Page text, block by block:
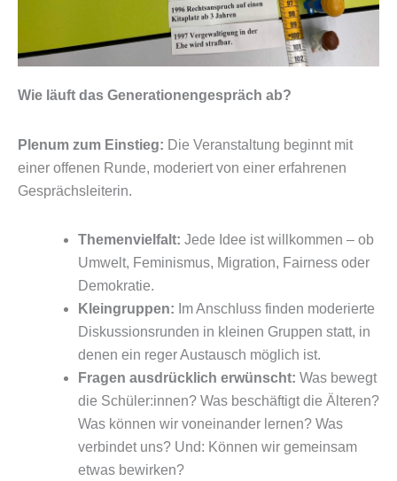
Wie läuft das Generationengespräch ab?
Plenum zum Einstieg: Die Veranstaltung beginnt mit
einer offenen Runde, moderiert von einer erfahrenen
Gesprächsleiterin.
Themenvielfalt: Jede Idee ist willkommen – ob
Umwelt, Feminismus, Migration, Fairness oder
Demokratie.
Kleingruppen: Im Anschluss finden moderierte
Diskussionsrunden in kleinen Gruppen statt, in
denen ein reger Austausch möglich ist.
Fragen ausdrücklich erwünscht: Was bewegt
die Schüler:innen? Was beschäftigt die Älteren?
Was können wir voneinander lernen? Was
verbindet uns? Und: Können wir gemeinsam
etwas bewirken?